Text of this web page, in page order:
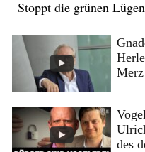
Stoppt die grünen Lügen
des